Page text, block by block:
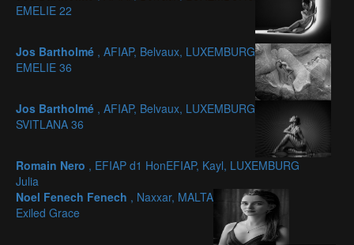
EMELIE 22
Jos Bartholmé , AFIAP, Belvaux, LUXEMBURG
EMELIE 36
Jos Bartholmé , AFIAP, Belvaux, LUXEMBURG
SVITLANA 36
Romain Nero , EFIAP d1 HonEFIAP, Kayl, LUXEMBURG
Julia
Noel Fenech Fenech , Naxxar, MALTA
Exiled Grace